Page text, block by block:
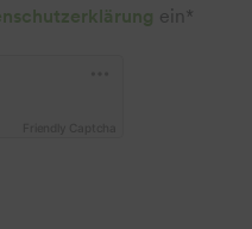
ein*